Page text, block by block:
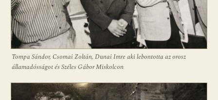
Tompa Sándor, Csomai Zoltán, Dunai Imre aki lebontotta az orosz
államadósságot és Széles Gábor Miskolcon